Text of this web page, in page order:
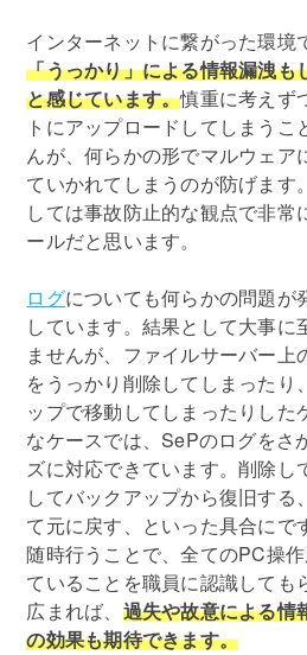
インターネットに繋がった環境
「うっかり」による情報漏洩も
と感じています。慎重に考えず
トにアップロードしてしまう
んが、何らかの形でマルウェア
ていかれてしまうのが防げます
しては事故防止的な観点で非常
ールだと思います。
ログについても何らかの問題が
しています。結果として大事に
ませんが、ファイルサーバー上
をうっかり削除してしまったり
ップで移動してしまったりした
なケースでは、SePのログをさ
ズに対応できています。削除し
してバックアップから復旧する
て元に戻す、といった具合にで
随時行うことで、全てのPC操
ていることを職員に認識しても
広まれば、 過失や故意による情
の効果も期待できます。